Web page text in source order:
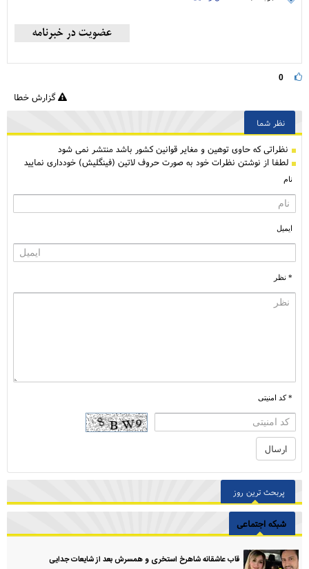
0
گزارش خطا
نظر شما
نظراتی كه حاوی توهین و مغایر قوانین کشور باشد منتشر نمی شود
لطفا از نوشتن نظرات خود به صورت حروف لاتین (فینگلیش) خودداری نمایید
نام
ایمیل
* نظر
* کد امنیتی
پربحث ترین روز
شبکه اجتماعی
قاب عاشقانه شاهرخ استخری و همسرش بعد از شایعات جدایی